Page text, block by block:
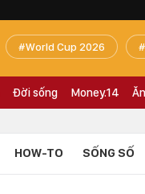
World Cup 2026
Đời sống Money.14
HOW-TO SỐNG SỐ